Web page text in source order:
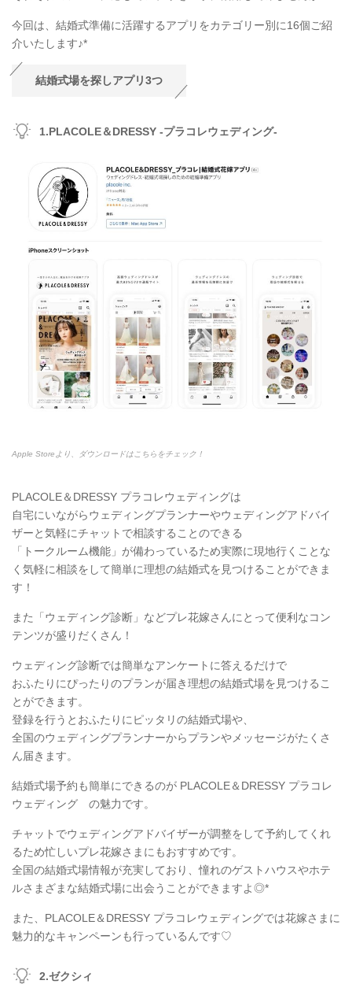
今回は、結婚式準備に活躍するアプリをカテゴリー別に16個ご紹
介いたします♪*
結婚式場を探しアプリ3つ
1.PLACOLE＆DRESSY -プラコレウェディング-
Apple Storeより、ダウンロードはこちらをチェック！
PLACOLE＆DRESSY プラコレウェディングは
自宅にいながらウェディングプランナーやウェディングアドバイ
ザーと気軽にチャットで相談することのできる
「トークルーム機能」が備わっているため実際に現地行くことな
く気軽に相談をして簡単に理想の結婚式を見つけることができま
す！
また「ウェディング診断」などプレ花嫁さんにとって便利なコン
テンツが盛りだくさん！
ウェディング診断では簡単なアンケートに答えるだけで
おふたりにぴったりのプランが届き理想の結婚式場を見つけるこ
とができます。
登録を行うとおふたりにピッタリの結婚式場や、
全国のウェディングプランナーからプランやメッセージがたくさ
ん届きます。
結婚式場予約も簡単にできるのが PLACOLE＆DRESSY プラコレ
ウェディング の魅力です。
チャットでウェディングアドバイザーが調整をして予約してくれ
るため忙しいプレ花嫁さまにもおすすめです。
全国の結婚式場情報が充実しており、憧れのゲストハウスやホテ
ルさまざまな結婚式場に出会うことができますよ◎*
また、PLACOLE＆DRESSY プラコレウェディングでは花嫁さまに
魅力的なキャンペーンも行っているんです♡
2.ゼクシィ